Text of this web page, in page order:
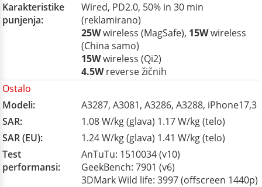
Karakteristike
punjenja:
Wired, PD2.0, 50% in 30 min
(reklamirano)
25Wwireless (MagSafe), 15Wwireless
(China samo)
15Wwireless (Qi2)
4.5Wreverse žičnih
Ostalo
Modeli:
A3287, A3081, A3286, A3288, iPhone17,3
SAR:
1.08 W/kg (glava) 1.17 W/kg (telo)
SAR (EU):
1.24 W/kg (glava) 1.41 W/kg (telo)
Test
performansi:
AnTuTu: 1510034 (v10)
GeekBench: 7901 (v6)
3DMark Wild life: 3997 (offscreen 1440p)